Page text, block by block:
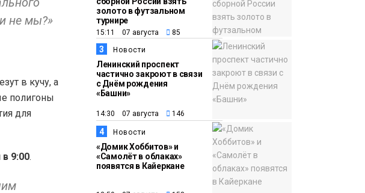
не мы?»
в кучу, а
полигоны
для
9:00.
10:25
Общество
Исправленная дата в
трудовой книжке
стоила норильчанке 9
месяцев стажа
Новости
Жителей Норильска
обвиняют в
организации
подпольного казино
золото в футзальном
турнире
15:11 07 августа 85
3 Новости
Ленинский проспект
частично закроют в связи
с Днём рождения
«Башни»
14:30 07 августа 146
4 Новости
«Домик Хоббитов» и
«Самолёт в облаках»
появятся в Кайеркане